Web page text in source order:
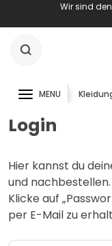
Wir sind
MENU
Login
Hier kannst du
und nachbestellen.
Klicke auf
per E-Mail zu